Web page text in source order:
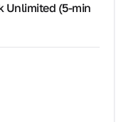
Unlimited (5‑min